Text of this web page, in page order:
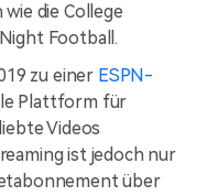
die College
Football.
zu einer ESPN-
Plattform für
Videos
ist jedoch nur
über